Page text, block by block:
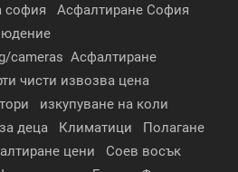
софия
Асфалтиране София
cameras Асфалтиране
чисти извозва цена
изкупуване на коли
деца
Климатици
Полагане
цени
Соев восък